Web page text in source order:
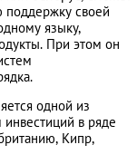
поддержку своей
языку,
При этом он
одной из
в ряде
Кипр,